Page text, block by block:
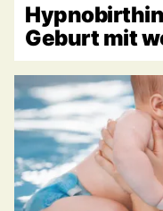
Geburt mit